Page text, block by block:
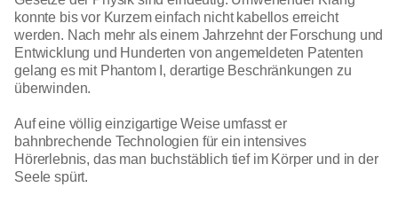
konnte bis vor Kurzem einfach nicht kabellos erreicht
werden. Nach mehr als einem Jahrzehnt der Forschung und
Entwicklung und Hunderten von angemeldeten Patenten
gelang es mit Phantom I, derartige Beschränkungen zu
überwinden.
Auf eine völlig einzigartige Weise umfasst er
bahnbrechende Technologien für ein intensives
Hörerlebnis, das man buchstäblich tief im Körper und in der
Seele spürt.